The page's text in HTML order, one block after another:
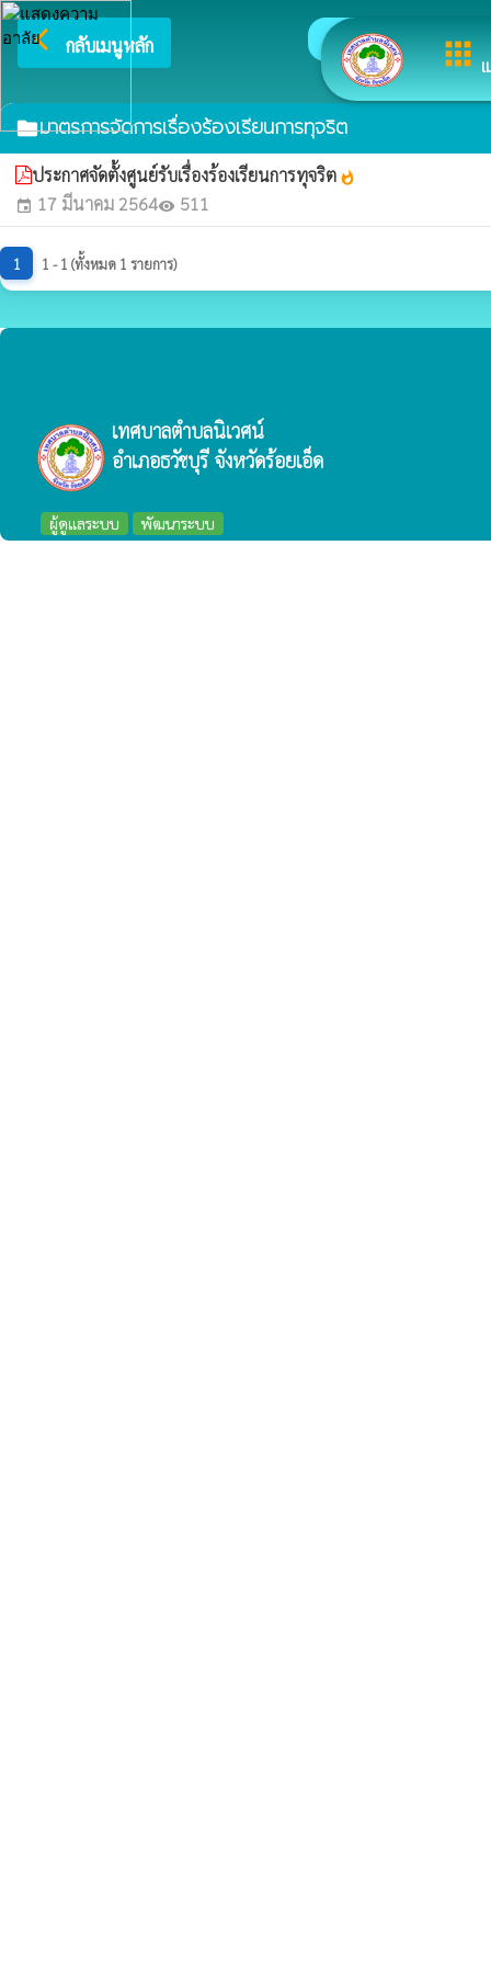
apps
arrow_back_ios กลับเมนูหลัก ยินดีต้
folderมาตรการจัดการเรื่องร้องเรียนการทุจริต
ประกาศจัดตั้งศูนย์รับเรื่องร้องเรียนการทุจริต whatshot
event 17 มีนาคม 2564visibility 511
1 1 - 1 (ทั้งหมด 1 รายการ)
เทศบาลตำบลนิเวศน์
อำเภอธวัชบุรี จังหวัดร้อยเอ็ด
ผู้ดูแลระบบ พัฒนาระบบ